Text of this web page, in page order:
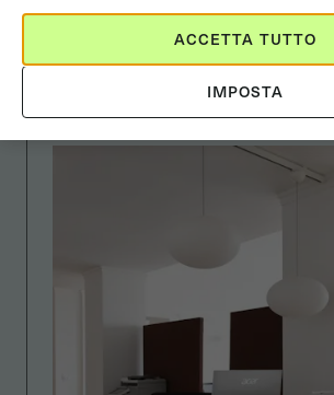
Con la FEA
Workinvoice
suoi processi
IMPOSTA
ACCETTA TUTTO